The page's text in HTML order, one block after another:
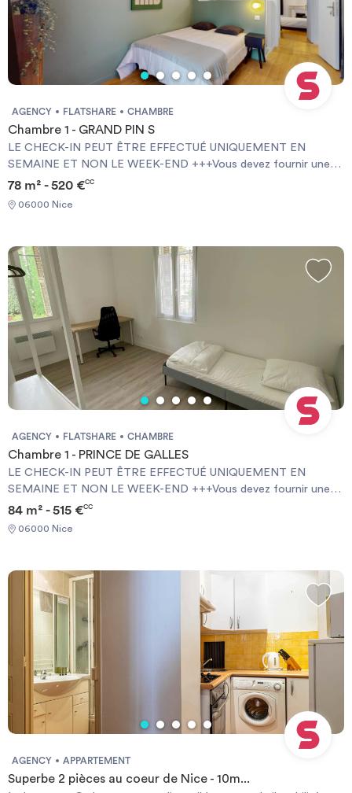
AGENCY FLATSHARE CHAMBRE
Chambre 1 - GRAND PIN S
LE CHECK-IN PEUT ÊTRE EFFECTUÉ UNIQUEMENT EN
SEMAINE ET NON LE WEEK-END +++Vous devez fournir une
Garantie Visale obligatoirement et une assurance habitation+++
[ENG] CHECK-IN CAN ONLY BE DONE ON WEEKDAYS AND
NOT AT WEEKENDS +++You must provide a Visale Guarantee
78 m² - 520 €CC
06000 Nice
AGENCY FLATSHARE CHAMBRE
Chambre 1 - PRINCE DE GALLES
LE CHECK-IN PEUT ÊTRE EFFECTUÉ UNIQUEMENT EN
SEMAINE ET NON LE WEEK-END +++Vous devez fournir une
Garantie Visale obligatoirement et une assurance habitation+++
[ENG] CHECK-IN CAN ONLY BE DONE ON WEEKDAYS AND
84 m² - 515 €CC
06000 Nice
AGENCY APPARTEMENT
Superbe 2 pièces au coeur de Nice - 10m...